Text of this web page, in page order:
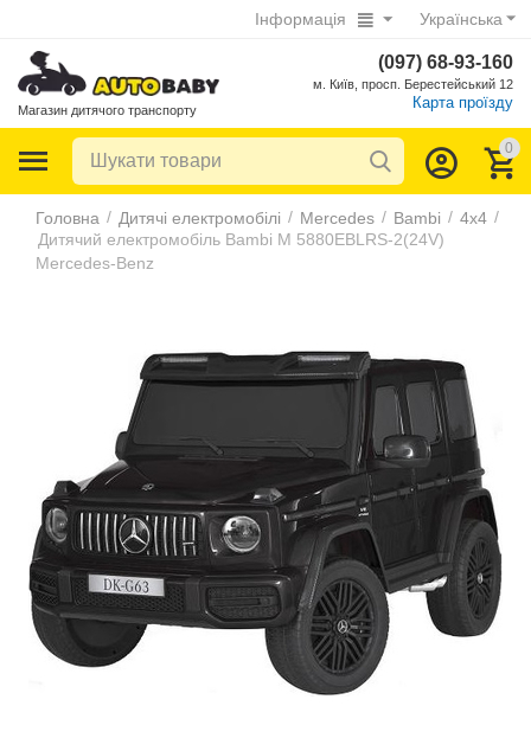
Українська
Інформація
Магазин дитячого транспорту
(097) 68-93-160
м. Київ, просп. Берестейський 12
Карта проїзду
0
Головна / Дитячі електромобілі / Mercedes / Bambi / 4х4 /
Дитячий електромобіль Bambi M 5880EBLRS-2(24V)
Mercedes-Benz